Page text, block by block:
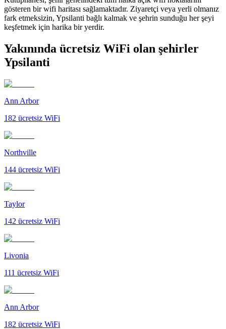
gösteren bir wifi haritası sağlamaktadır. Ziyaretçi veya yerli olmanız
fark etmeksizin, Ypsilanti bağlı kalmak ve şehrin sunduğu her şeyi
keşfetmek için harika bir yerdir.
Yakınında ücretsiz WiFi olan şehirler
Ypsilanti
Ann Arbor
182 ücretsiz WiFi
Northville
144 ücretsiz WiFi
Taylor
142 ücretsiz WiFi
Livonia
111 ücretsiz WiFi
Ann Arbor
182 ücretsiz WiFi